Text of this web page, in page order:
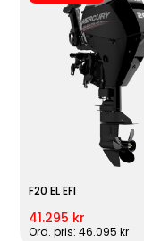
F20 EL EFI
41.295 kr
Ord. pris: 46.095 kr